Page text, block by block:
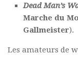
Dead Man’s
Marche du
Gallmeister).
Les amateurs de